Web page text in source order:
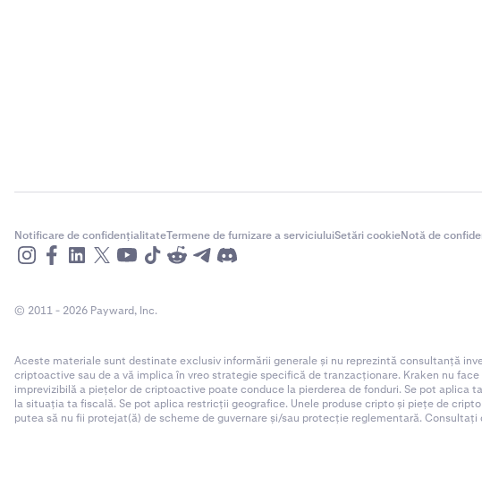
Notificare de confidențialitateTermene de furnizare a serviciuluiSetări cookieNotă de
© 2011 - 2026 Payward, Inc.
Aceste materiale sunt destinate exclusiv informării generale și nu reprezintă consultanță
criptoactive sau de a vă implica în vreo strategie specifică de tranzacționare. Kraken nu
imprevizibilă a piețelor de criptoactive poate conduce la pierderea de fonduri. Se pot
la situația ta fiscală. Se pot aplica restricții geografice. Unele produse cripto și piețe de
putea să nu fii protejat(ă) de scheme de guvernare și/sau protecție reglementară.